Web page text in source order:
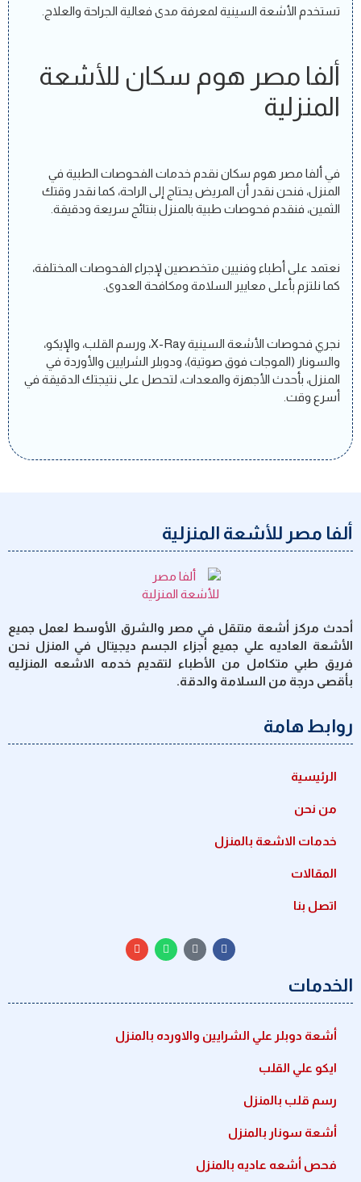
تستخدم الأشعة السينية لمعرفة مدى فعالية الجراحة والعلاج.
ألفا مصر هوم سكان للأشعة
المنزلية
في ألفا مصر هوم سكان نقدم خدمات الفحوصات الطبية في
المنزل، فنحن نقدر أن المريض يحتاج إلى الراحة، كما نقدر وقتك
الثمين، فنقدم فحوصات طبية بالمنزل بنتائج سريعة ودقيقة.
نعتمد على أطباء وفنيين متخصصين لإجراء الفحوصات المختلفة،
كما نلتزم بأعلى معايير السلامة ومكافحة العدوى.
نجري فحوصات الأشعة السينية X-Ray، ورسم القلب، والإيكو،
والسونار (الموجات فوق صوتية)، ودوبلر الشرايين والأوردة في
المنزل، بأحدث الأجهزة والمعدات، لتحصل على نتيجتك الدقيقة في
أسرع وقت.
ألفا مصر للأشعة المنزلية
أحدث مركز أشعة متنقل في مصر والشرق الأوسط لعمل جميع
الأشعة العاديه علي جميع أجزاء الجسم ديجيتال في المنزل نحن
فريق طبي متكامل من الأطباء لتقديم خدمه الاشعه المنزليه
بأقصى درجة من السلامة والدقة.
روابط هامة
الرئيسية
من نحن
خدمات الاشعة بالمنزل
المقالات
اتصل بنا
الخدمات
أشعة دوبلر علي الشرايين والاورده بالمنزل
ايكو علي القلب
رسم قلب بالمنزل
أشعة سونار بالمنزل
فحص أشعه عاديه بالمنزل